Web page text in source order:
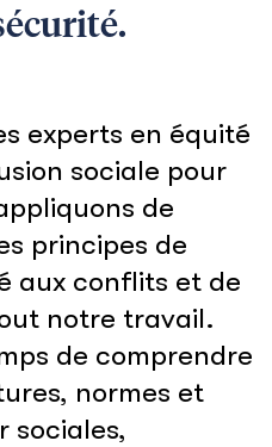
experts en équité
sociale pour
de
principes de
aux conflits et de
notre travail.
de comprendre
normes et
sociales,